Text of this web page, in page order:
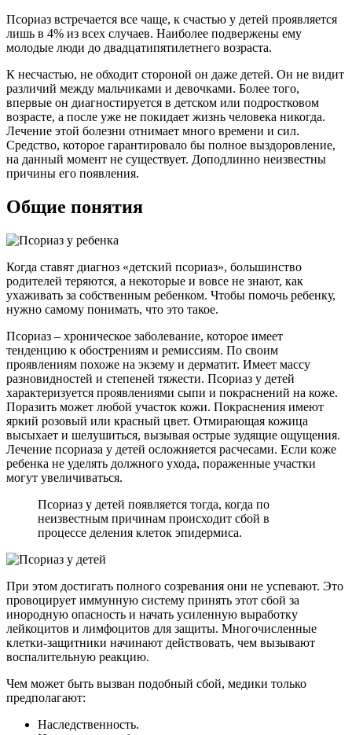
Псориаз встречается все чаще, к счастью у детей проявляется
лишь в 4% из всех случаев. Наиболее подвержены ему
молодые люди до двадцатипятилетнего возраста.
К несчастью, не обходит стороной он даже детей. Он не видит
различий между мальчиками и девочками. Более того,
впервые он диагностируется в детском или подростковом
возрасте, а после уже не покидает жизнь человека никогда.
Лечение этой болезни отнимает много времени и сил.
Средство, которое гарантировало бы полное выздоровление,
на данный момент не существует. Доподлинно неизвестны
причины его появления.
Общие понятия
Когда ставят диагноз «детский псориаз», большинство
родителей теряются, а некоторые и вовсе не знают, как
ухаживать за собственным ребенком. Чтобы помочь ребенку,
нужно самому понимать, что это такое.
Псориаз – хроническое заболевание, которое имеет
тенденцию к обострениям и ремиссиям. По своим
проявлениям похоже на экзему и дерматит. Имеет массу
разновидностей и степеней тяжести. Псориаз у детей
характеризуется проявлениями сыпи и покраснений на коже.
Поразить может любой участок кожи. Покраснения имеют
яркий розовый или красный цвет. Отмирающая кожица
высыхает и шелушиться, вызывая острые зудящие ощущения.
Лечение псориаза у детей осложняется расчесами. Если коже
ребенка не уделять должного ухода, пораженные участки
могут увеличиваться.
Псориаз у детей появляется тогда, когда по
неизвестным причинам происходит сбой в
процессе деления клеток эпидермиса.
При этом достигать полного созревания они не успевают. Это
провоцирует иммунную систему принять этот сбой за
инородную опасность и начать усиленную выработку
лейкоцитов и лимфоцитов для защиты. Многочисленные
клетки-защитники начинают действовать, чем вызывают
воспалительную реакцию.
Чем может быть вызван подобный сбой, медики только
предполагают:
Наследственность.